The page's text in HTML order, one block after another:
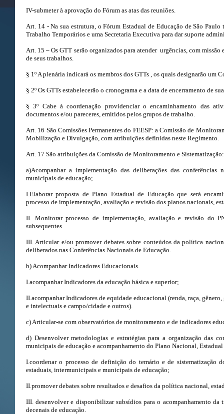
IV-submeter à aprovação do Fórum as atas das reuniões.
Art. 14 - Na sua estrutura, o Fórum Estadual de Educação de São Paulo
Trabalho Temporários e uma Secretaria Executiva para dar suporte
Art. 15 – Os GTT serão organizados para atender urgências, com
de seus trabalhos.
§ 1º A plenária indicará os membros dos GTTs , os quais designarão um
§ 2º Os GTTs estabelecerão o cronograma e a data de encerramento de
§ 3º Cabe à coordenação providenciar o encaminhamento das
documentos e/ou pareceres, emitidos pelos grupos de trabalho.
Art. 16 São Comissões Permanentes do FEESP: a Comissão de
Mobilização e Divulgação, com atribuições definidas neste Regimento.
Art. 17 São atribuições da Comissão de Monitoramento e Sistematização:
a)Acompanhar a implementação das deliberações das conferências
municipais de educação;
I.Elaborar proposta de Plano Estadual de Educação que será
processo de implementação, avaliação e revisão dos planos nacionais,
II. Monitorar processo de implementação, avaliação e revisão do
subsequentes
III. Articular e/ou promover debates sobre conteúdos da política
deliberados nas Conferências Nacionais de Educação.
b) Acompanhar Indicadores Educacionais.
I.acompanhar Indicadores da educação básica e superior;
II.acompanhar Indicadores de equidade educacional (renda, raça,
e intelectuais e campo/cidade e outros).
c) Articular-se com observatórios de monitoramento e de indicadores
d) Desenvolver metodologias e estratégias para a organização das
municipais de educação e acompanhamento do Plano Nacional,
I.coordenar o processo de definição do temário e de sistematização
estaduais, intermunicipais e municipais de educação;
II.promover debates sobre resultados e desafios da política nacional,
III. desenvolver e disponibilizar subsídios para o acompanhamento da
decenais de educação.